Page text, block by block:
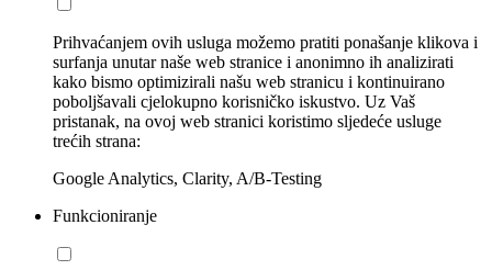
Prihvaćanjem ovih usluga možemo pratiti ponašanje klikova i
surfanja unutar naše web stranice i anonimno ih analizirati
kako bismo optimizirali našu web stranicu i kontinuirano
poboljšavali cjelokupno korisničko iskustvo. Uz Vaš
pristanak, na ovoj web stranici koristimo sljedeće usluge
trećih strana:
Google Analytics, Clarity, A/B-Testing
Funkcioniranje